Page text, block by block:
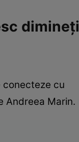
dimineți
conecteze cu
Andreea Marin.